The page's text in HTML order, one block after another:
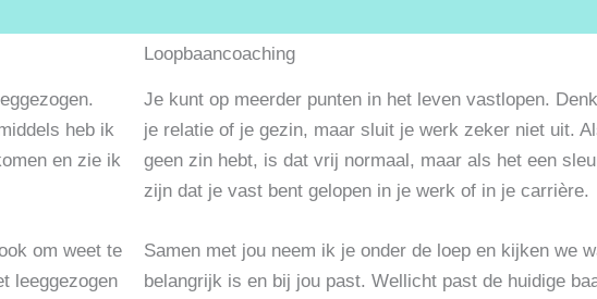
heb ik
en zie ik
om weet te
leeggezogen
Loopbaancoaching
Je kunt op meerder punten in het leven vastlopen.
je relatie of je gezin, maar sluit je werk zeker niet uit.
geen zin hebt, is dat vrij normaal, maar als het een
zijn dat je vast bent gelopen in je werk of in je carrière.
Samen met jou neem ik je onder de loep en kijken we
belangrijk is en bij jou past. Wellicht past de huidige